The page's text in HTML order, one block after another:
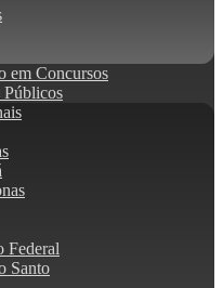
em Concursos
Públicos
Federal
Santo